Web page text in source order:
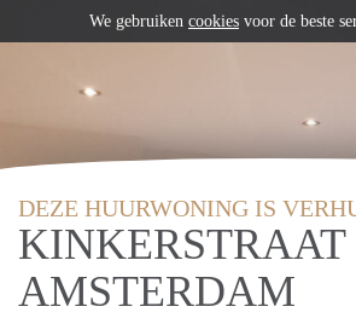
DEZE HUURWONING IS
AMSTERDAM
We gebruiken cookies voor de beste